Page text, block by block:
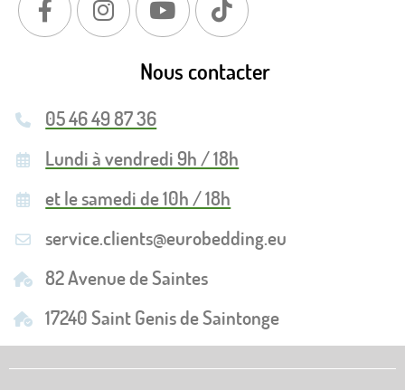
Nous contacter
05 46 49 87 36
Lundi à vendredi 9h / 18h
et le samedi de 10h / 18h
service.clients@eurobedding.eu
82 Avenue de Saintes
17240 Saint Genis de Saintonge